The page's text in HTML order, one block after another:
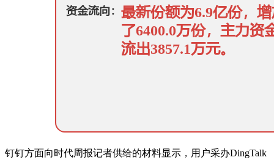
钉钉方面向时代周报记者供给的材料显示，用户采办DingTalk